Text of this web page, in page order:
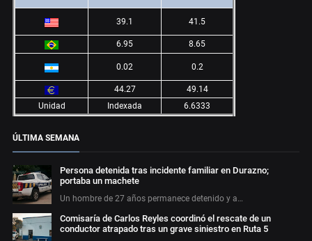
39.1 41.5
6.95 8.65
0.02 0.2
44.27
49.14
Unidad
Indexada 6.6333
ÚLTIMA SEMANA
Persona detenida tras incidente familiar en Durazno;
portaba un machete
Un hombre de 27 años permanece detenido y a…
Comisaría de Carlos Reyles coordinó el rescate de un
conductor atrapado tras un grave siniestro en Ruta 5